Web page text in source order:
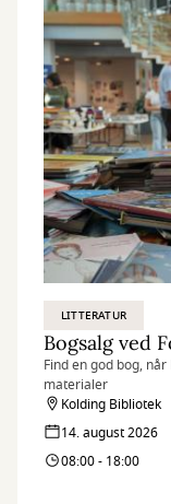
LITTERATUR
Bogsalg ved
Find en god bog,
materialer
Kolding Bibliotek
14. august 2026
08:00 - 18:00